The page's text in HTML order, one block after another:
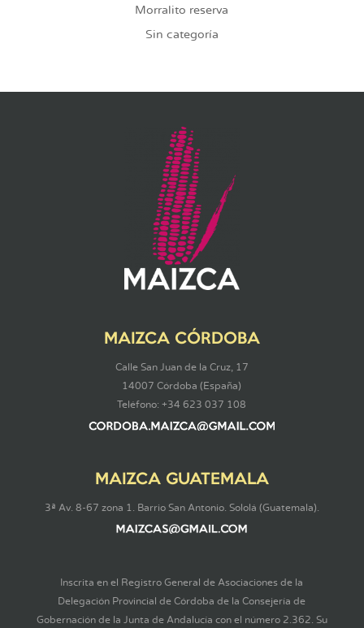
Morralito reserva
Sin categoría
MAIZCA CÓRDOBA
Calle San Juan de la Cruz, 17
14007 Córdoba (España)
Teléfono: +34 623 037 108
MAIZCA GUATEMALA
3ª Av. 8-67 zona 1. Barrio San Antonio. Sololá (Guatemala).
Inscrita en el Registro General de Asociaciones de la
Delegación Provincial de Córdoba de la Consejería de
Gobernación de la Junta de Andalucía con el número 2.362. Su